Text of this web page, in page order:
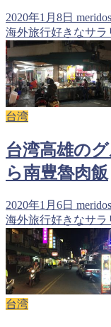
2020年1月8日
海外旅行好きなサ
台湾
台湾高雄の
ら南豊魯肉飯
2020年1月6日
海外旅行好きなサ
台湾